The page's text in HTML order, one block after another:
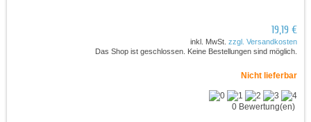
19,19 €
inkl. MwSt. zzgl. Versandkosten
Das Shop ist geschlossen. Keine Bestellungen sind möglich.
Nicht lieferbar
0 Bewertung(en)